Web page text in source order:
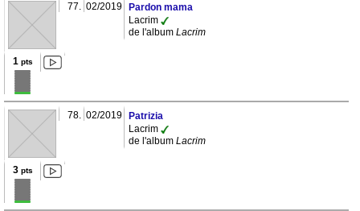
77. 02/2019
Pardon mama
Lacrim
de l'album Lacrim
1 pts
78. 02/2019
Patrizia
Lacrim
de l'album Lacrim
3pts